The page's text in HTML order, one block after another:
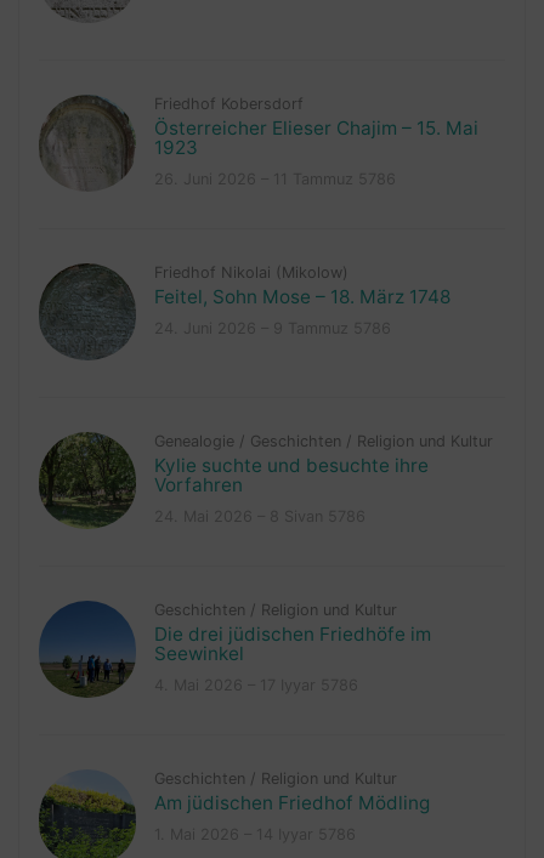
Friedhof Kobersdorf
Österreicher Elieser Chajim – 15. Mai
1923
Friedhof Nikolai (Mikolow)
Feitel, Sohn Mose – 18. März 1748
Genealogie / Geschichten / Religion und Kultur
Kylie suchte und besuchte ihre
Vorfahren
Geschichten / Religion und Kultur
Die drei jüdischen Friedhöfe im
Seewinkel
Geschichten / Religion und Kultur
Am jüdischen Friedhof Mödling